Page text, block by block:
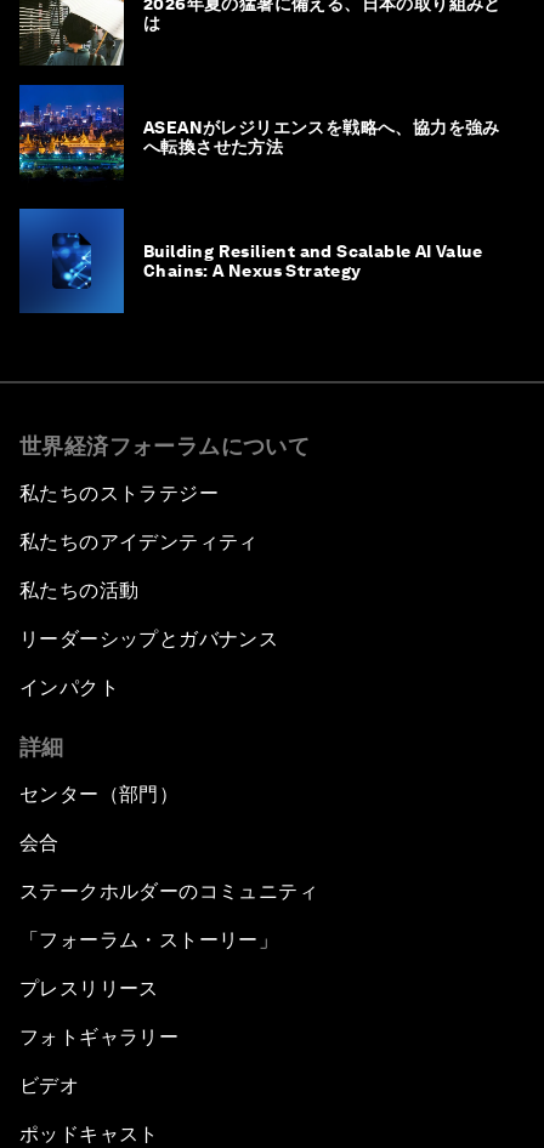
は
ASEANがレジリエンスを戦略へ、協力を強み
へ転換させた方法
Building Resilient and Scalable AI Value
Chains: A Nexus Strategy
世界経済フォーラムについて
私たちのストラテジー
私たちのアイデンティティ
私たちの活動
リーダーシップとガバナンス
インパクト
詳細
センター（部門）
会合
ステークホルダーのコミュニティ
「フォーラム・ストーリー」
プレスリリース
フォトギャラリー
ビデオ
ポッドキャスト